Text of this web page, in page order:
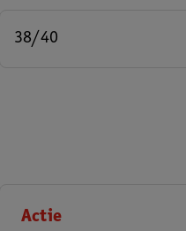
38/40
Actie